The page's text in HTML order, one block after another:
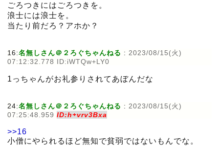
ごろつきにはごろつきを。
浪士には浪士を。
当たり前だろ？アホか？
16:名無しさん＠２ろぐちゃんねる : 2023/08/15(火)
07:12:32.778 ID:iWTQw+LY0
1っちゃんがお礼参りされてあぼんだな
24:名無しさん＠２ろぐちゃんねる : 2023/08/15(火)
07:25:48.959 ID:h+vrv3Bxa
>>16
小僧にやられるほど無知で貧弱ではないもんでな。